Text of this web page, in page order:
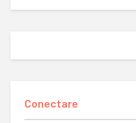
Conectare